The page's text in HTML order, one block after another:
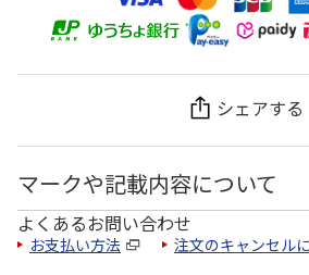
シェアする
マークや記載内容について
よくあるお問い合わせ
お支払い方法 注文のキャンセル